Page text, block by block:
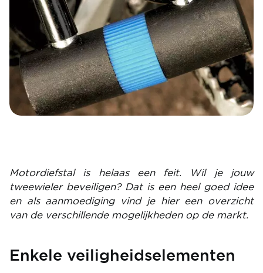
Motordiefstal is helaas een feit. Wil je jouw
tweewieler beveiligen? Dat is een heel goed idee
en als aanmoediging vind je hier een overzicht
van de verschillende mogelijkheden op de markt.
Enkele veiligheidselementen